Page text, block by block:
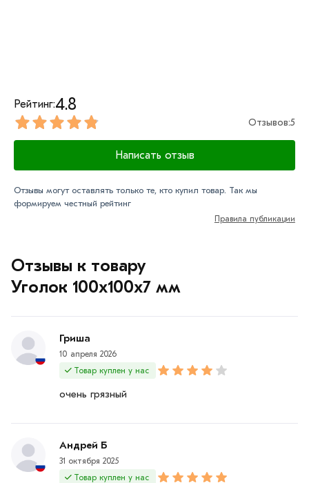
Отзывы к товару
Уголок 100х100х7 мм
Гриша
10 апреля 2026
Товар куплен у нас
очень грязный
Андрей Б
31 октября 2025
Товар куплен у нас
Рейтинг:4.8
Отзывов:5
Написать отзыв
Отзывы могут оставлять только те, кто купил товар. Так мы
формируем честный рейтинг
Правила публикации